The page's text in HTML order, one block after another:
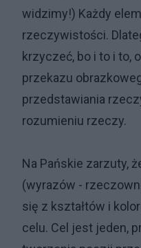
widzimy!) Każdy
rzeczywistości.
krzyczeć, bo i to i to,
przekazu
przedstawiania
rozumieniu rzeczy.
Na Pańskie zarzuty,
(wyrazów -
się z kształtów i
celu. Cel jest jeden,